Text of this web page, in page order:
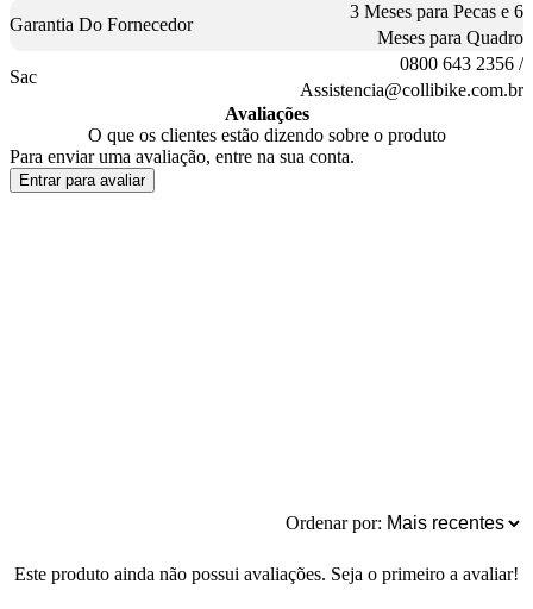
Garantia Do Fornecedor
3 Meses para Pecas e 6
Meses para Quadro
Sac
0800 643 2356 /
Assistencia@collibike.com.br
Avaliações
O que os clientes estão dizendo sobre o produto
Para enviar uma avaliação, entre na sua conta.
Entrar para avaliar
Ordenar por:
Este produto ainda não possui avaliações. Seja o primeiro a avaliar!